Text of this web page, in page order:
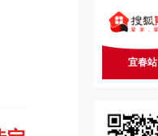
宜春站